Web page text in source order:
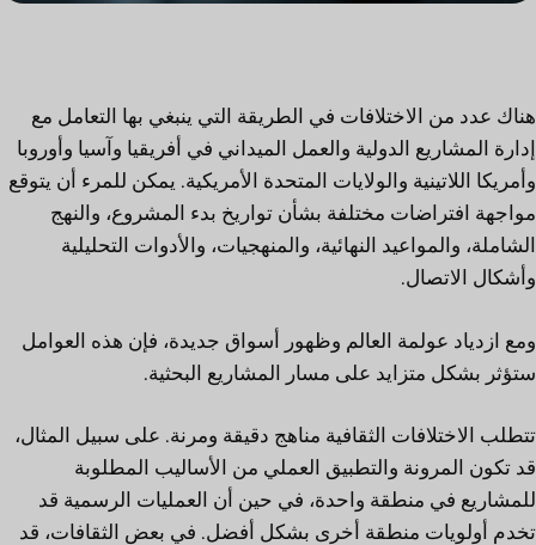
هناك عدد من الاختلافات في الطريقة التي ينبغي بها التعامل مع
إدارة المشاريع الدولية والعمل الميداني في أفريقيا وآسيا وأوروبا
وأمريكا اللاتينية والولايات المتحدة الأمريكية. يمكن للمرء أن يتوقع
مواجهة افتراضات مختلفة بشأن تواريخ بدء المشروع، والنهج
الشاملة، والمواعيد النهائية، والمنهجيات، والأدوات التحليلية
وأشكال الاتصال.
ومع ازدياد عولمة العالم وظهور أسواق جديدة، فإن هذه العوامل
ستؤثر بشكل متزايد على مسار المشاريع البحثية.
تتطلب الاختلافات الثقافية مناهج دقيقة ومرنة. على سبيل المثال،
قد تكون المرونة والتطبيق العملي من الأساليب المطلوبة
للمشاريع في منطقة واحدة، في حين أن العمليات الرسمية قد
تخدم أولويات منطقة أخرى بشكل أفضل. في بعض الثقافات، قد